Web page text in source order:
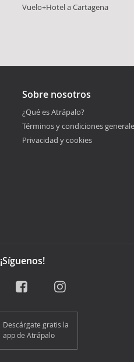
Vuelo+Hotel a Cartagena
Sobre nosotros
¿Qué es Atrápalo?
Términos y condiciones
Privacidad y cookies
¡Síguenos!
Descárgate gratis la
app de Atrápalo